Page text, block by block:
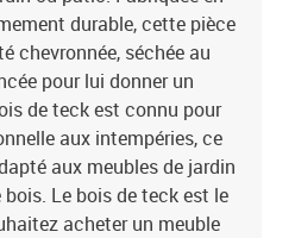
durable, cette pièce
chevronnée, séchée au
pour lui donner un
de teck est connu pour
aux intempéries, ce
aux meubles de jardin
Le bois de teck est le
acheter un meuble